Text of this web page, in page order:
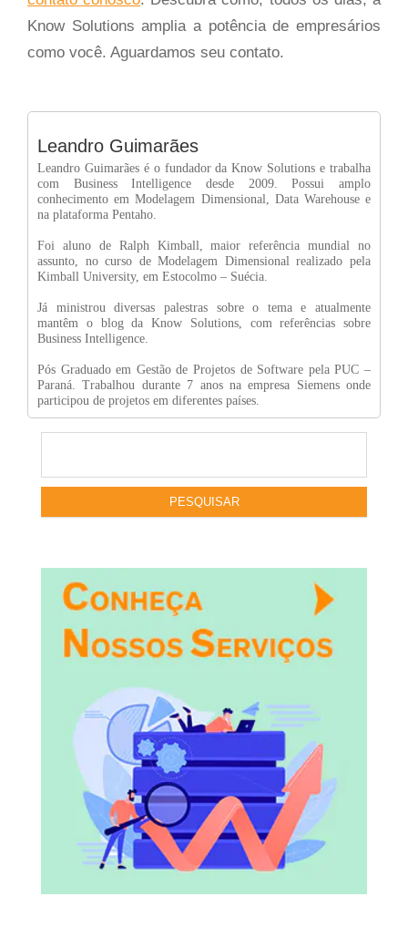
Know Solutions amplia a potência de empresários
como você. Aguardamos seu contato.
Leandro Guimarães
Leandro Guimarães é o fundador da Know Solutions e trabalha
com Business Intelligence desde 2009. Possui amplo
conhecimento em Modelagem Dimensional, Data Warehouse e
na plataforma Pentaho.
Foi aluno de Ralph Kimball, maior referência mundial no
assunto, no curso de Modelagem Dimensional realizado pela
Kimball University, em Estocolmo – Suécia.
Já ministrou diversas palestras sobre o tema e atualmente
mantêm o blog da Know Solutions, com referências sobre
Business Intelligence.
Pós Graduado em Gestão de Projetos de Software pela PUC –
Paraná. Trabalhou durante 7 anos na empresa Siemens onde
participou de projetos em diferentes países.